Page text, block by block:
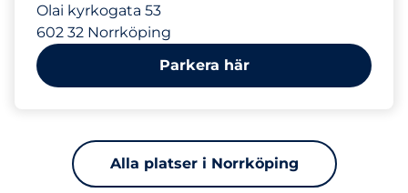
Olai kyrkogata 53
602 32 Norrköping
Parkera här
Alla platser i Norrköping